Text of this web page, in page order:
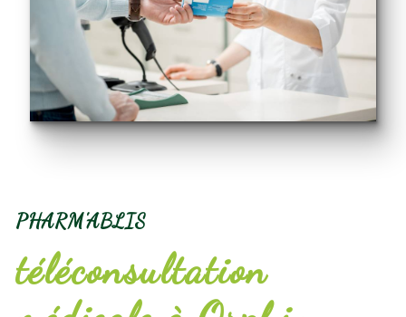
PHARM'ABLIS
téléconsultation